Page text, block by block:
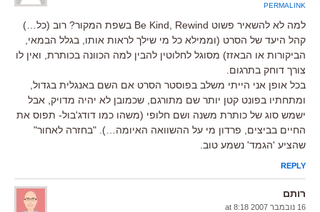
PERMALINK
למה לא להשאיר פשוט Be Kind, Rewind בשפת המקור? רוב (כל…)
קהל היעד של הסרט (וממילא כל מי שילך לראות אותו, בגלל הבמאי,
הביקורות או הבאזז) מסוגל לחלוטין להבין למה הכוונה בכותרת, ואין לו
צורך דוחק בתרגום.
בכל אופן אני הייתי משלב בפוסטר הסרט אם השם באנגלית בגדול,
ומתחתיו בפונט קטן יותר שם מתורגם, שכמובן לא יהיה מדויק, אבל
ישמש סוג של כותרת משנה ושם חלופי (משהו כמו דודג'בול- תפוס את
החיים בביצים, פרדון מי על ההשוואה האיומה…). "בחזרה לאחור"
שהציע 'הגמד' נשמע טוב.
REPLY
רותם
16 נובמבר 2007 at 8:18